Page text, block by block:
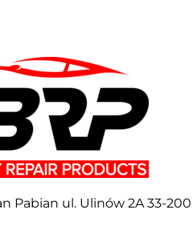
Pabian ul. Ulinów 2A 33-